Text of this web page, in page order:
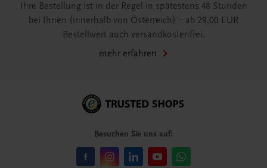
Ihre Bestellung ist in der Regel in spätestens 48 Stunden
bei Ihnen (innerhalb von Österreich) – ab 29,00 EUR
Bestellwert auch versandkostenfrei.
mehr erfahren
Besuchen Sie uns auf: